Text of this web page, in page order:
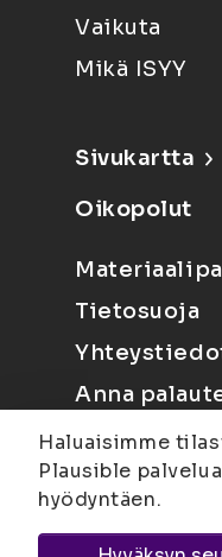
Vaikuta
Mikä ISYY
Sivukartta
Oikopolut
Tietosuoja
Anna
Haluaisimme
Plausible
hyödyntäen.